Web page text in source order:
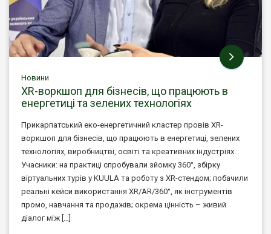
Новини
XR-воркшоп для бізнесів, що працюють в
енергетиці та зелених технологіях
Прикарпатський еко-енергетичний кластер провів XR-
воркшоп для бізнесів, що працюють в енергетиці, зелених
технологіях, виробництві, освіті та креативних індустріях.
Учасники: на практиці спробували зйомку 360°, збірку
віртуальних турів у KUULA та роботу з XR-стендом; побачили
реальні кейси використання XR/AR/360°, як інструментів
промо, навчання та продажів; окрема цінність – живий
діалог між […]